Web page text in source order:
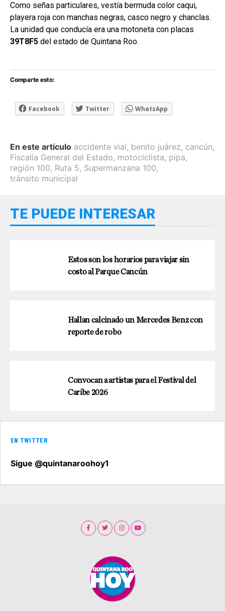
Como señas particulares, vestía bermuda color caqui,
playera roja con manchas negras, casco negro y chanclas.
La unidad que conducía era una motoneta con placas
39T8F5 del estado de Quintana Roo.
Comparte esto:
Facebook Twitter WhatsApp
En este artículo accidente vial, benito juárez, cancún,
Fiscalía General del Estado, motociclista, pipa,
región 100, Ruta 5, Supermanzana 100,
tránsito municipal
TE PUEDE INTERESAR
Estos son los horarios para viajar sin
costo al Parque Cancún
Hallan calcinado un Mercedes Benz con
reporte de robo
Convocan a artistas para el Festival del
Caribe 2026
EN TWITTER
Sigue @quintanaroohoy1